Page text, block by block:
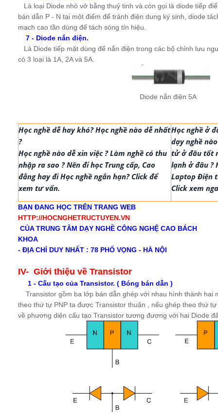
Là loại Diode nhỏ vở bằng thuỷ tinh và còn gọi là diode tiếp
bán dẫn P - N tại một điểm để tránh điện dung ký sinh, diode
mạch cao tần dùng để tách sóng tín hiệu.
7 - Diode nắn điện.
Là Diode tiếp mặt dùng để nắn điện trong các bộ chỉnh lưu
có 3 loại là 1A, 2A và 5A.
Diode nắn điện 5A
Học nghề dễ hay khó? Học nghề nào dễ nhất
?
Học nghề nào dễ xin việc ? Làm nghề có thu
nhập ra sao ? Nên đi học Trung cấp, Cao
đẳng hay đi Học nghề ngắn hạn? Click để
xem tư vấn.
Học nghề ở
dạy nghề
tử ở đâu tốt
lạnh ở đâu ?
Laptop Điện
Click xem
BẠN ĐANG HỌC TRÊN TRANG WEB
HTTP://HOCNGHETRUCTUYEN.VN
CỦA TRUNG TÂM DẠY NGHỀ CÔNG NGHỆ CAO BÁCH
KHOA
- ĐỊA CHỈ DUY NHẤT : 78 PHỐ VỌNG - HÀ NỘI
IV- Giới thiệu về Transistor
1 - Cấu tạo của Transistor. ( Bóng bán dẫn )
Transistor gồm ba lớp bán dẫn ghép với nhau hình thành hai
theo thứ tự PNP ta được Transistor thuận , nếu ghép theo thứ
về phương diện cấu tạo Transistor tương đương với hai Diode